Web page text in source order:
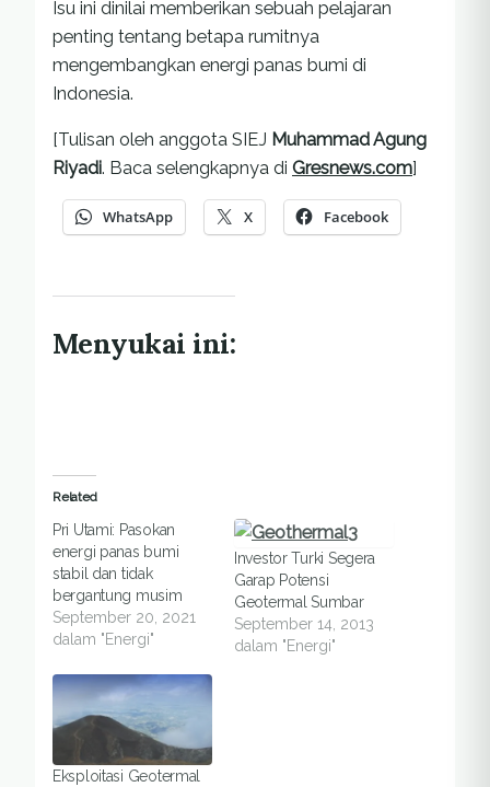
Isu ini dinilai memberikan sebuah pelajaran
penting tentang betapa rumitnya
mengembangkan energi panas bumi di
Indonesia.
[Tulisan oleh anggota SIEJ Muhammad Agung
Riyadi. Baca selengkapnya di Gresnews.com]
WhatsApp X Facebook
Menyukai ini:
Related
Pri Utami: Pasokan
energi panas bumi
stabil dan tidak
bergantung musim
September 20, 2021
dalam "Energi"
Investor Turki Segera
Garap Potensi
Geotermal Sumbar
September 14, 2013
dalam "Energi"
Eksploitasi Geotermal